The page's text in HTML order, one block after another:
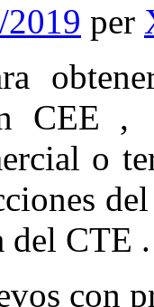
per
CEE
o
del CTE .
con